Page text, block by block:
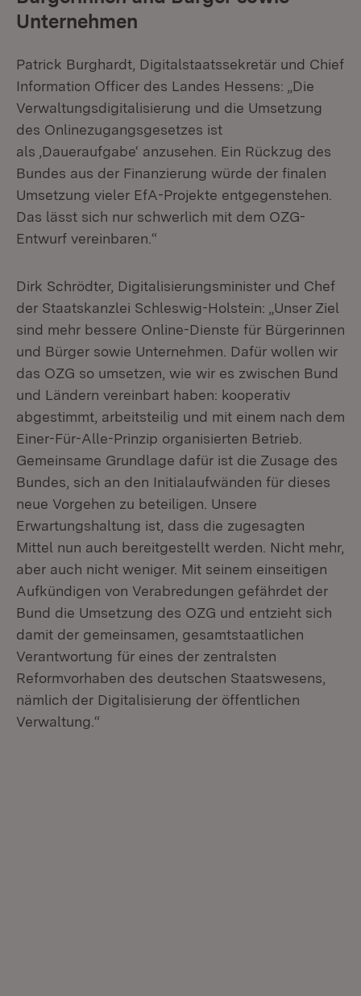
Unternehmen
Patrick Burghardt, Digitalstaatssekretär und Chief
Information Officer des Landes Hessens: „Die
Verwaltungsdigitalisierung und die Umsetzung
des Onlinezugangsgesetzes ist
als ,Daueraufgabe‘ anzusehen. Ein Rückzug des
Bundes aus der Finanzierung würde der finalen
Umsetzung vieler EfA-Projekte entgegenstehen.
Das lässt sich nur schwerlich mit dem OZG-
Entwurf vereinbaren.“
Dirk Schrödter, Digitalisierungsminister und Chef
der Staatskanzlei Schleswig-Holstein: „Unser Ziel
sind mehr bessere Online-Dienste für Bürgerinnen
und Bürger sowie Unternehmen. Dafür wollen wir
das OZG so umsetzen, wie wir es zwischen Bund
und Ländern vereinbart haben: kooperativ
abgestimmt, arbeitsteilig und mit einem nach dem
Einer-Für-Alle-Prinzip organisierten Betrieb.
Gemeinsame Grundlage dafür ist die Zusage des
Bundes, sich an den Initialaufwänden für dieses
neue Vorgehen zu beteiligen. Unsere
Erwartungshaltung ist, dass die zugesagten
Mittel nun auch bereitgestellt werden. Nicht mehr,
aber auch nicht weniger. Mit seinem einseitigen
Aufkündigen von Verabredungen gefährdet der
Bund die Umsetzung des OZG und entzieht sich
damit der gemeinsamen, gesamtstaatlichen
Verantwortung für eines der zentralsten
Reformvorhaben des deutschen Staatswesens,
nämlich der Digitalisierung der öffentlichen
Verwaltung.“